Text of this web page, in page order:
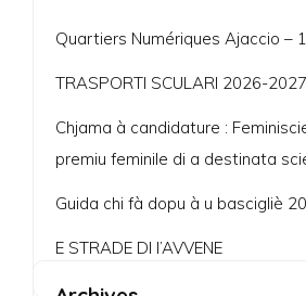
Quartiers Numériques Ajaccio –
TRASPORTI SCULARI 2026-2027
Chjama à candidature :
premiu feminile di a destinata
Guida chi fà dopu à u bascigliè
E STRADE DI l’AVVENE